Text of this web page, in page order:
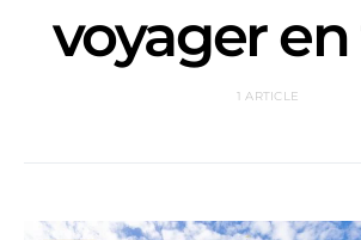
voyager
1 ARTICLE